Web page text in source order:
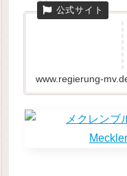
www.regierung-